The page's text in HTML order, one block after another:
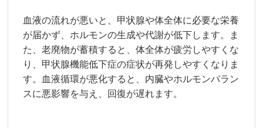
血液の流れが悪いと、甲状腺や体全体に必要な栄養
が届かず、ホルモンの生成や代謝が低下します。ま
た、老廃物が蓄積すると、体全体が疲労しやすくな
り、甲状腺機能低下症の症状が再発しやすくなりま
す。血液循環が悪化すると、内臓やホルモンバラン
スに悪影響を与え、回復が遅れます。